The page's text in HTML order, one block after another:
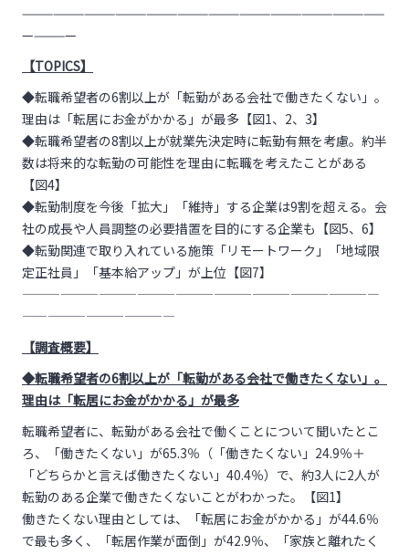
———————————————————————————————————
—————
【TOPICS】
◆転職希望者の6割以上が「転勤がある会社で働きたくない」。
理由は「転居にお金がかかる」が最多【図1、 2、3】
◆転職希望者の8割以上が就業先決定時に転勤有無を考慮。約半
数は将来的な転勤の可能性を理由に転職を考えたことがある
【図4】
◆転勤制度を今後「拡大」「維持」する企業は9割を超える。会
社の成長や人員調整の必要措置を目的にする企業も【図5、6】
◆転勤関連で取り入れている施策「リモートワーク」「地域限
定正社員」「基本給アップ」が上位【図7】
————————————————————————————
————————————
【調査概要】
◆転職希望者の6割以上が「転勤がある会社で働きたくない」。
理由は「転居にお金がかかる」が最多
転職希望者に、転勤がある会社で働くことについて聞いたとこ
ろ、「働きたくない」が65.3％（「働きたくない」24.9％＋
「どちらかと言えば働きたくない」40.4％）で、約3人に2人が
転勤のある企業で働きたくないことがわかった。【図1】
働きたくない理由としては、「転居にお金がかかる」が44.6％
で最も多く、「転居作業が面倒」が42.9％、「家族と離れたく